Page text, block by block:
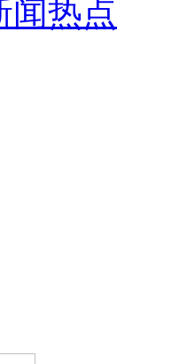
闻热点